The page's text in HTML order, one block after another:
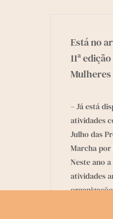
Está no
11ª
Mulheres
– Já está
atividades
Julho das
Marcha por
Neste ano
atividades